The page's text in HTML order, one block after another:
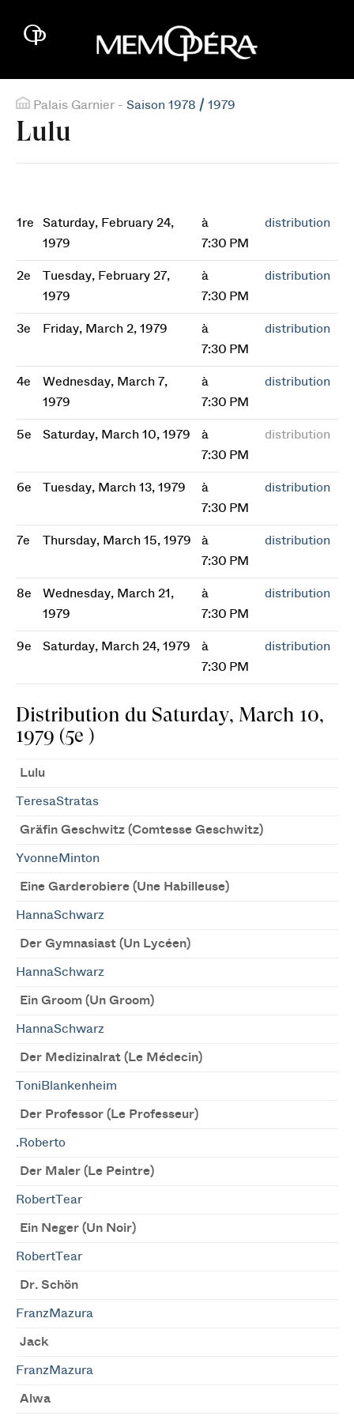
Palais Garnier - Saison 1978 / 1979
Lulu
1re
Saturday, February 24,
1979
à
7:30 PM
distribution
2e
Tuesday, February 27,
1979
à
7:30 PM
distribution
3e Friday, March 2, 1979
à
7:30 PM
distribution
4e
Wednesday, March 7,
1979
à
7:30 PM
distribution
5e Saturday, March 10, 1979
à
7:30 PM
distribution
6e Tuesday, March 13, 1979
à
7:30 PM
distribution
7e Thursday, March 15, 1979
à
7:30 PM
distribution
8e
Wednesday, March 21,
1979
à
7:30 PM
distribution
9e Saturday, March 24, 1979
à
7:30 PM
distribution
Distribution du Saturday, March 10,
1979 (5e )
Lulu
TeresaStratas
Gräfin Geschwitz (Comtesse Geschwitz)
YvonneMinton
Eine Garderobiere (Une Habilleuse)
HannaSchwarz
Der Gymnasiast (Un Lycéen)
HannaSchwarz
Ein Groom (Un Groom)
HannaSchwarz
Der Medizinalrat (Le Médecin)
ToniBlankenheim
Der Professor (Le Professeur)
.Roberto
Der Maler (Le Peintre)
RobertTear
Ein Neger (Un Noir)
RobertTear
Dr. Schön
FranzMazura
Jack
FranzMazura
Alwa